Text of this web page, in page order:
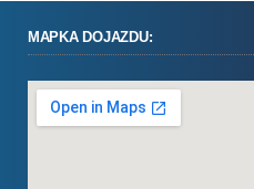
MAPKA DOJAZDU: